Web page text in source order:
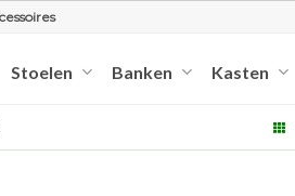
Stoelen Banken Kasten